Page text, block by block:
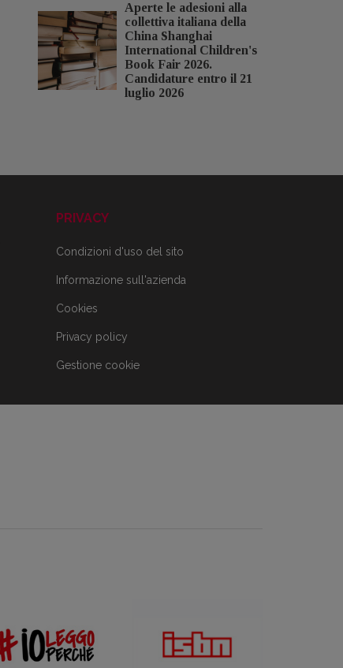
Aperte le adesioni alla
collettiva italiana della
China Shanghai
International Children's
Book Fair 2026.
Candidature entro il 21
luglio 2026
PRIVACY
Condizioni d'uso del sito
Informazione sull'azienda
Cookies
Privacy policy
Gestione cookie